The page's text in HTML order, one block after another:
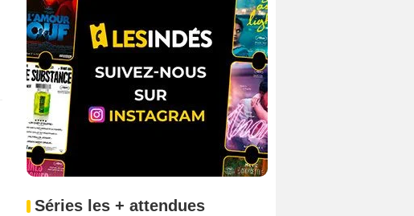
Séries les + attendues